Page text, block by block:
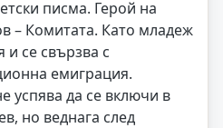
писма. Герой на
– Комитата. Като младеж
се свързва с
емиграция.
успява да се включи в
но веднага след